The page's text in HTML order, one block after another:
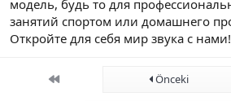
модель, будь то для
занятий спортом или домашнего
Откройте для себя мир звука с нами!
First Önceki